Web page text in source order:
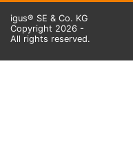
igus® SE & Co. KG
Copyright 2026 -
All rights reserved.